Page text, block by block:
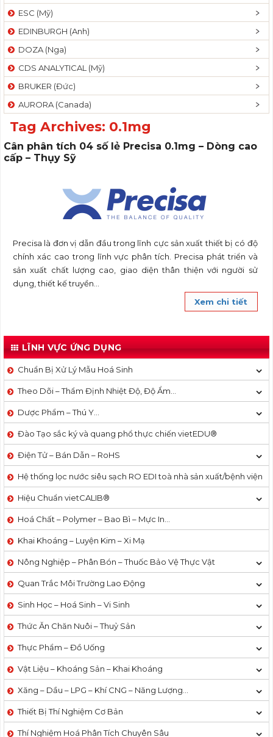
ESC (Mỹ)
EDINBURGH (Anh)
DOZA (Nga)
CDS ANALYTICAL (Mỹ)
BRUKER (Đức)
AURORA (Canada)
Tag Archives: 0.1mg
Cân phân tích 04 số lẻ Precisa 0.1mg – Dòng cao
cấp – Thụy Sỹ
Precisa là đơn vị dẫn đầu trong lĩnh cực sản xuất thiết bị có độ
chính xác cao trong lĩnh vực phân tích. Precisa phát triển và
sản xuất chất lượng cao, giao diện thân thiện với người sử
dụng, thiết kế truyền...
Xem chi tiết
LĨNH VỰC ỨNG DỤNG
Chuẩn Bị Xử Lý Mẫu Hoá Sinh
Theo Dõi – Thẩm Định Nhiệt Độ, Độ Ẩm…
Dược Phẩm – Thú Y…
Đào Tạo sắc ký và quang phổ thực chiến vietEDU®
Điện Tử – Bán Dẫn – RoHS
Hệ thống lọc nước siêu sạch RO EDI​​ toà nhà sản xuất/bệnh viện
Hiệu Chuẩn vietCALIB®
Hoá Chất – Polymer – Bao Bì – Mực In…
Khai Khoáng – Luyện Kim – Xi Mạ
Nông Nghiệp – Phân Bón – Thuốc Bảo Vệ Thực Vật
Quan Trắc Môi Trường Lao Động
Sinh Học – Hoá Sinh – Vi Sinh
Thức Ăn Chăn Nuôi – Thuỷ Sản
Thực Phẩm – Đồ Uống
Vật Liệu – Khoáng Sản – Khai Khoáng
Xăng – Dầu – LPG – Khí CNG – Năng Lượng…
Thiết Bị Thí Nghiệm Cơ Bản
Thí Nghiệm Hoá Phân Tích Chuyên Sâu